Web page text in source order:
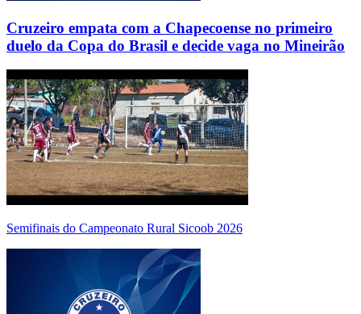
Cruzeiro empata com a Chapecoense no primeiro
duelo da Copa do Brasil e decide vaga no Mineirão
Semifinais do Campeonato Rural Sicoob 2026